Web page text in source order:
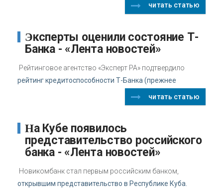
читать статью
Эксперты оценили состояние Т-
Банка - «Лента новостей»
Рейтинговое агентство «Эксперт РА» подтвердило
рейтинг кредитоспособности Т-Банка (прежнее
читать статью
На Кубе появилось
представительство российского
банка - «Лента новостей»
Новикомбанк стал первым российским банком,
открывшим представительство в Республике Куба.